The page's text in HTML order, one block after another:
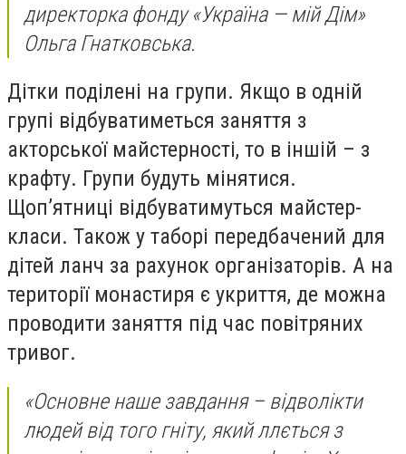
директорка фонду «Україна — мій Дім»
Ольга Гнатковська.
Дітки поділені на групи. Якщо в одній
групі відбуватиметься заняття з
акторської майстерності, то в іншій – з
крафту. Групи будуть мінятися.
Щоп’ятниці відбуватимуться майстер-
класи. Також у таборі передбачений для
дітей ланч за рахунок організаторів. А на
території монастиря є укриття, де можна
проводити заняття під час повітряних
тривог.
«Основне наше завдання – відволікти
людей від того гніту, який ллється з